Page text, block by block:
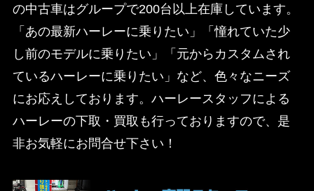
の中古車はグループで200台以上在庫しています。
「あの最新ハーレーに乗りたい」「憧れていた少
し前のモデルに乗りたい」「元からカスタムされ
ているハーレーに乗りたい」など、色々なニーズ
にお応えしております。ハーレースタッフによる
ハーレーの下取・買取も行っておりますので、是
非お気軽にお問合せ下さい！